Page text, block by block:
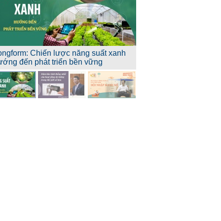
Chiến lược năng suất xanh
đến phát triển bền vững